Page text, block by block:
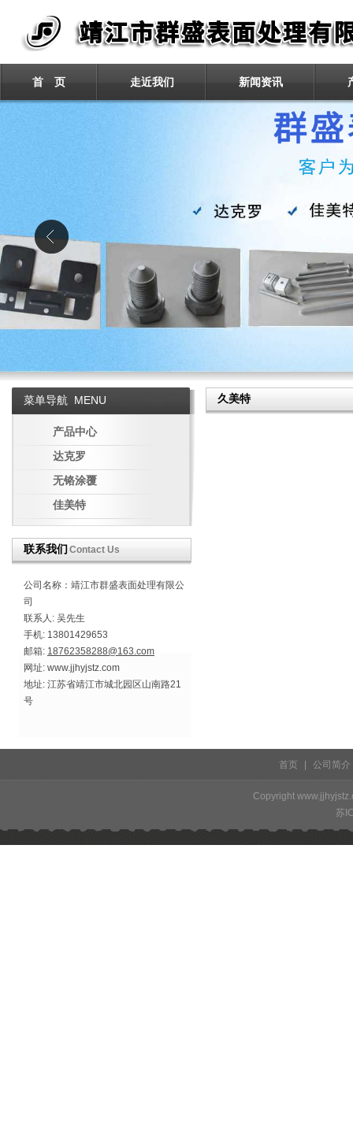
首 页 走近我们 新闻资讯
菜单导航 MENU
产品中心
达克罗
无铬涂覆
佳美特
联系我们Contact Us
公司名称：靖江市群盛表面处理有限公
司
联系人: 吴先生
手机: 13801429653
邮箱: 18762358288@163.com
网址: www.jjhyjstz.com
地址: 江苏省靖江市城北园区山南路21
号
久美特
首页 | 公司简介
Copyright
苏